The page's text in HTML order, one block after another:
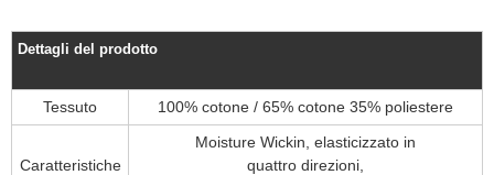
Dettagli del prodotto
Tessuto 100% cotone / 65% cotone 35% poliestere
Caratteristiche
Moisture Wickin, elasticizzato in
quattro direzioni,